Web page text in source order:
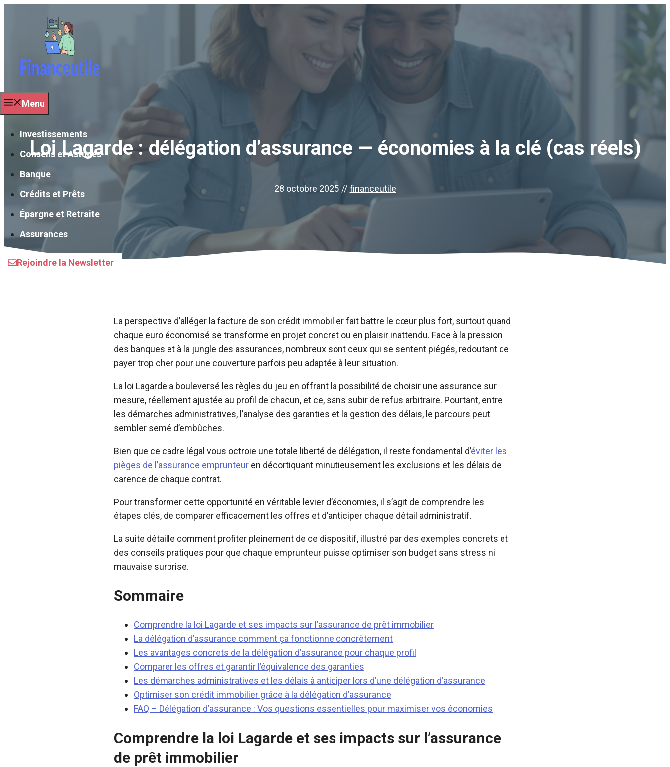
Menu
Investissements
Conseils et Astuces
Banque
Crédits et Prêts
Épargne et Retraite
Assurances
Rejoindre la Newsletter
Loi Lagarde : délégation d’assurance — économies à la clé (cas réels)
28 octobre 2025 // financeutile
La perspective d’alléger la facture de son crédit immobilier fait battre le cœur plus fort, surtout quand
chaque euro économisé se transforme en projet concret ou en plaisir inattendu. Face à la pression
des banques et à la jungle des assurances, nombreux sont ceux qui se sentent piégés, redoutant de
payer trop cher pour une couverture parfois peu adaptée à leur situation.
La loi Lagarde a bouleversé les règles du jeu en offrant la possibilité de choisir une assurance sur
mesure, réellement ajustée au profil de chacun, et ce, sans subir de refus arbitraire. Pourtant, entre
les démarches administratives, l’analyse des garanties et la gestion des délais, le parcours peut
sembler semé d’embûches.
Bien que ce cadre légal vous octroie une totale liberté de délégation, il reste fondamental d’éviter les
pièges de l’assurance emprunteur en décortiquant minutieusement les exclusions et les délais de
carence de chaque contrat.
Pour transformer cette opportunité en véritable levier d’économies, il s’agit de comprendre les
étapes clés, de comparer efficacement les offres et d’anticiper chaque détail administratif.
La suite détaille comment profiter pleinement de ce dispositif, illustré par des exemples concrets et
des conseils pratiques pour que chaque emprunteur puisse optimiser son budget sans stress ni
mauvaise surprise.
Sommaire
Comprendre la loi Lagarde et ses impacts sur l’assurance de prêt immobilier
La délégation d’assurance comment ça fonctionne concrètement
Les avantages concrets de la délégation d’assurance pour chaque profil
Comparer les offres et garantir l’équivalence des garanties
Les démarches administratives et les délais à anticiper lors d’une délégation d’assurance
Optimiser son crédit immobilier grâce à la délégation d’assurance
FAQ – Délégation d’assurance : Vos questions essentielles pour maximiser vos économies
Comprendre la loi Lagarde et ses impacts sur l’assurance
de prêt immobilier